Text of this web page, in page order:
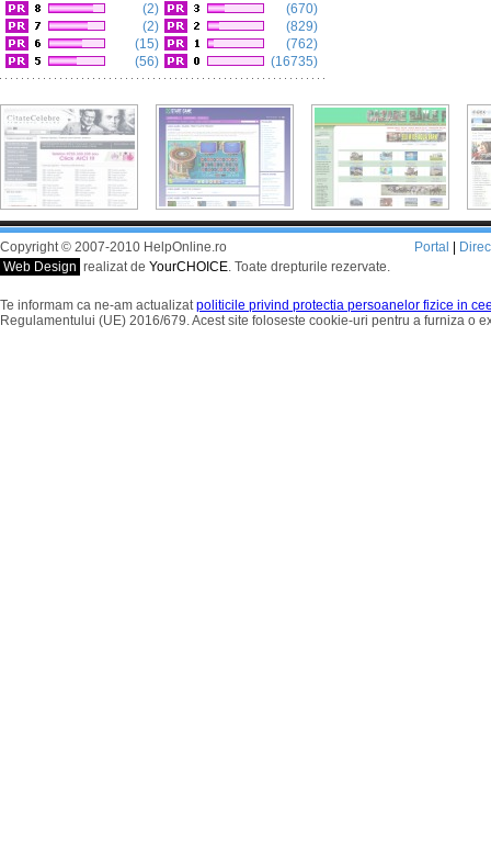
(2)
(2)
(15)
(56)
(670)
(829)
(762)
(16735)
Copyright © 2007-2010 HelpOnline.ro
Web Design realizat de YourCHOICE. Toate drepturile rezervate.
Portal
Te informam ca ne-am actualizatpoliticile privind protectia persoanelor fizice in
Regulamentului (UE) 2016/679. Acest site foloseste cookie-uri pentru a furniza o